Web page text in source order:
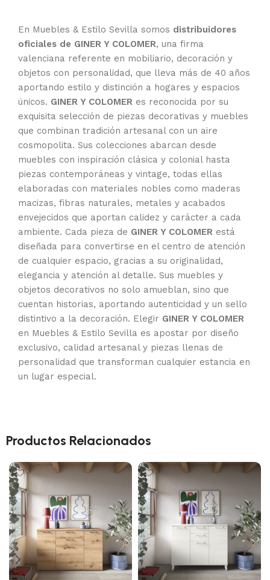
En Muebles & Estilo Sevilla somos distribuidores
oficiales de GINER Y COLOMER, una firma
valenciana referente en mobiliario, decoración y
objetos con personalidad, que lleva más de 40 años
aportando estilo y distinción a hogares y espacios
únicos. GINER Y COLOMER es reconocida por su
exquisita selección de piezas decorativas y muebles
que combinan tradición artesanal con un aire
cosmopolita. Sus colecciones abarcan desde
muebles con inspiración clásica y colonial hasta
piezas contemporáneas y vintage, todas ellas
elaboradas con materiales nobles como maderas
macizas, fibras naturales, metales y acabados
envejecidos que aportan calidez y carácter a cada
ambiente. Cada pieza de GINER Y COLOMER está
diseñada para convertirse en el centro de atención
de cualquier espacio, gracias a su originalidad,
elegancia y atención al detalle. Sus muebles y
objetos decorativos no solo amueblan, sino que
cuentan historias, aportando autenticidad y un sello
distintivo a la decoración. Elegir GINER Y COLOMER
en Muebles & Estilo Sevilla es apostar por diseño
exclusivo, calidad artesanal y piezas llenas de
personalidad que transforman cualquier estancia en
un lugar especial.
Productos Relacionados